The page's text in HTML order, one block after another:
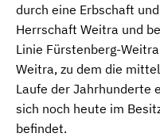
durch eine Erbschaft
Herrschaft Weitra und
Linie Fürstenberg-
Weitra, zu dem die
Laufe der Jahrhunderte
sich noch heute im
befindet.